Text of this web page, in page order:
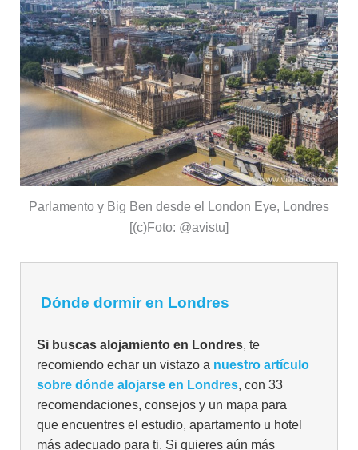
Parlamento y Big Ben desde el London Eye, Londres
[(c)Foto: @avistu]
Dónde dormir en Londres
Si buscas alojamiento en Londres, te
recomiendo echar un vistazo a nuestro artículo
sobre dónde alojarse en Londres, con 33
recomendaciones, consejos y un mapa para
que encuentres el estudio, apartamento u hotel
más adecuado para ti. Si quieres aún más